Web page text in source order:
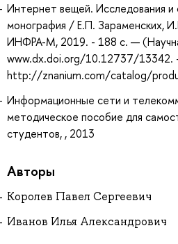
Интернет вещей. Исследования и
монография / Е.П. Зараменских,
ИНФРА-М, 2019. - 188 с. —
www.dx.doi.org/10.12737/13342.
http://znanium.com/catalog/
Информационные сети и
методическое пособие для
студентов, , 2013
Авторы
Королев Павел Сергеевич
Иванов Илья Александрович